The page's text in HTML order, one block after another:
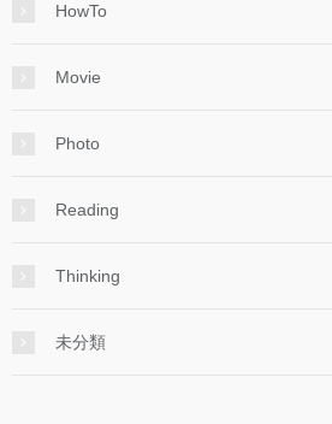
HowTo
Movie
Photo
Reading
Thinking
未分類